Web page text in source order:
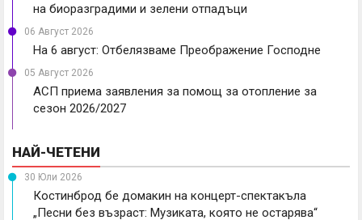
на биоразградими и зелени отпадъци
06 Август 2026
На 6 август: Отбелязваме Преображение Господне
05 Август 2026
АСП приема заявления за помощ за отопление за
сезон 2026/2027
НАЙ-ЧЕТЕНИ
30 Юли 2026
Костинброд бе домакин на концерт-спектакъла
„Песни без възраст: Музиката, която не остарява“